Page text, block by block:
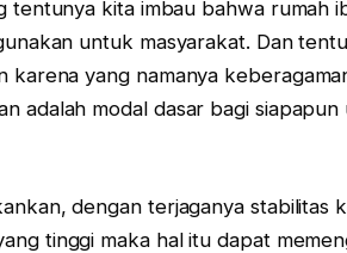
tentunya kita imbau bahwa rumah
untuk masyarakat. Dan
karena yang namanya
adalah modal dasar bagi
dengan terjaganya stabilitas
tinggi maka hal itu dapat